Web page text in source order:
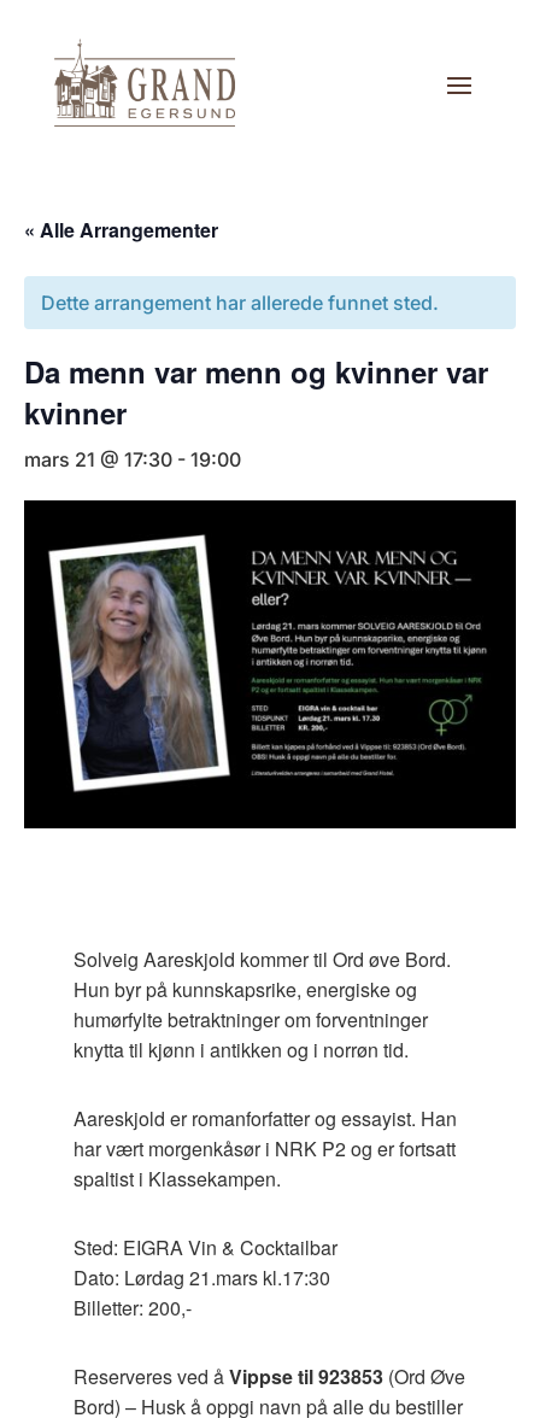
« Alle Arrangementer
Dette arrangement har allerede funnet sted.
Da menn var menn og kvinner var
kvinner
mars 21 @ 17:30 - 19:00
Solveig Aareskjold kommer til Ord øve Bord.
Hun byr på kunnskapsrike, energiske og
humørfylte betraktninger om forventninger
knytta til kjønn i antikken og i norrøn tid.
Aareskjold er romanforfatter og essayist. Han
har vært morgenkåsør i NRK P2 og er fortsatt
spaltist i Klassekampen.
Sted: EIGRA Vin & Cocktailbar
Dato: Lørdag 21.mars kl.17:30
Billetter: 200,-
Reserveres ved åVippse til 923853(Ord Øve
Bord) – Husk å oppgi navn på alle du bestiller